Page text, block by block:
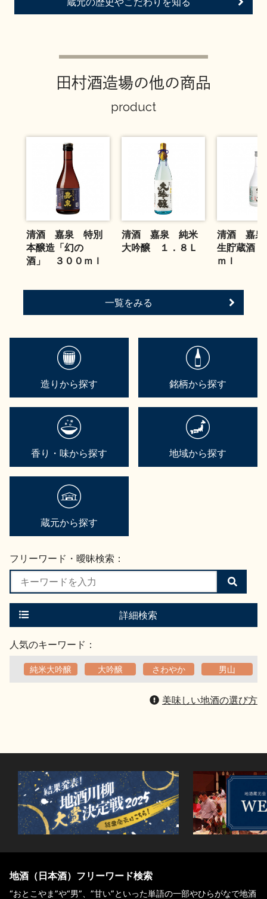
田村酒造場の他の商品
product
清酒 嘉泉 特別
本醸造「幻の
酒」 ３００ｍｌ
清酒 嘉泉 純米
大吟醸 １．８Ｌ
清酒 嘉
生貯蔵酒
ｍｌ
一覧をみる
造りから探す 銘柄から探す
香り・味から探す 地域から探す
蔵元から探す
フリーワード・曖昧検索：
検
索
す
詳細検索
人気のキーワード：
純米大吟醸 大吟醸 さわやか 男山
美味しい地酒の選び方
地酒（日本酒）フリーワード検索
“おとこやま”や“男”、”甘い”といった単語の一部やひらがなで地酒